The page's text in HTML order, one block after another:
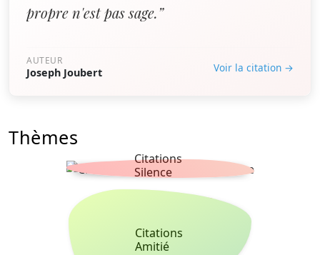
propre n'est pas sage.”
AUTEUR
Joseph Joubert Voir la citation →
Thèmes
Citations
Silence
Citations
Amitié